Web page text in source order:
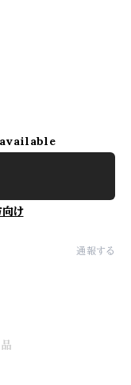
け
通報する